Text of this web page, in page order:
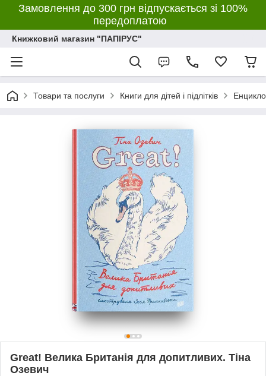
Замовлення до 300 грн відпускається зі 100%
передоплатою
Книжковий магазин "ПАПІРУС"
Товари та послуги Книги для дітей і підлітків
Great! Велика Британія для допитливих. Тіна
Озевич